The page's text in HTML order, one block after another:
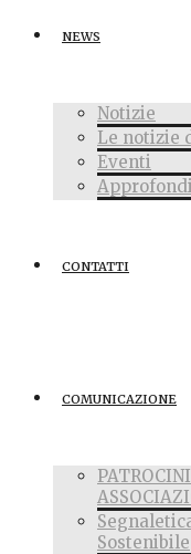
NEWS
Notizie
Le notizie
Eventi
CONTATTI
COMUNICAZIONE
Sostenibile